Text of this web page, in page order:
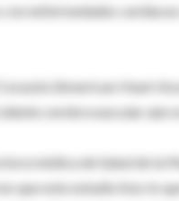
enfermedades
(American Heart
cerebrovascular aún
médica de Salud de la
que este estudio hizo lo